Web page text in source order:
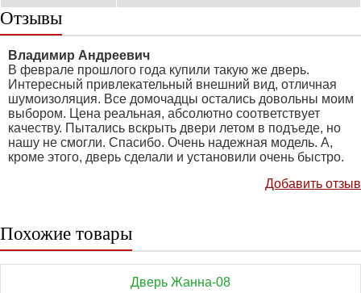
Отзывы
Владимир Андреевич
В феврале прошлого года купили такую же дверь.
Интересный привлекательный внешний вид, отличная
шумоизоляция. Все домочадцы остались довольны моим
выбором. Цена реальная, абсолютно соответствует
качеству. Пытались вскрыть двери летом в подъеде, но
нашу не смогли. Спасибо. Очень надежная модель. А,
кроме этого, дверь сделали и установили очень быстро.
Добавить отзыв
Похожие товары
Дверь Жанна-08